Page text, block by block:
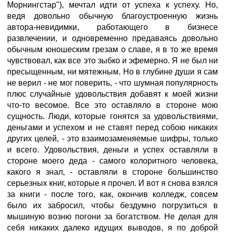
Морнингстар"), мечтал идти от успеха к успеху. Но,
ведя довольно обычную благоустроенную жизнь
автора-невидимки, работающего в бизнесе
развлечении, и одновременно предаваясь довольно
обычным юношеским грезам о славе, я в то же время
чувствовал, как все это зыбко и эфемерно. Я не был ни
пресыщенным, ни мятежным. Но в глубине души я сам
не верил - не мог поверить, - что шумная популярность
плюс случайные удовольствия добавят к моей жизни
что-то весомое. Все это оставляло в стороне мою
сущность. Люди, которые гонятся за удовольствиями,
деньгами и успехом и не ставят перед собою никаких
других целей, - это взаимозаменяемые шифры, только
и всего. Удовольствия, деньги и успех оставляли в
стороне моего деда - самого колоритного человека,
какого я знал, - оставляли в стороне большинство
серьезных книг, которые я прочел. И вот я снова взялся
за книги - после того, как, окончив колледж, совсем
было их забросил, чтобы бездумно погрузиться в
мышиную возню погони за богатством. Не делая для
себя никаких далеко идущих выводов, я по доброй